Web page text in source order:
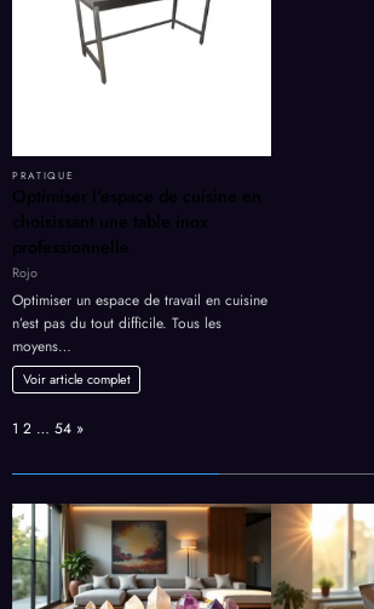
PRATIQUE
Optimiser l’espace de cuisine en
choisissant une table inox
professionnelle
Rojo
Optimiser un espace de travail en cuisine
n’est pas du tout difficile. Tous les
moyens…
Voir article complet
Page:
1 2 … 54 Next
»